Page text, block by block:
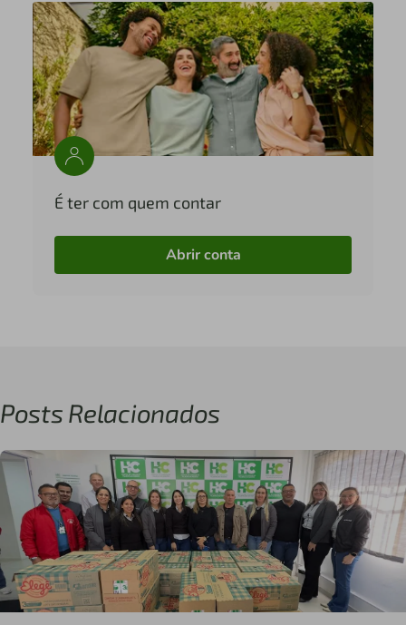
É ter com quem contar
Abrir conta
Posts Relacionados